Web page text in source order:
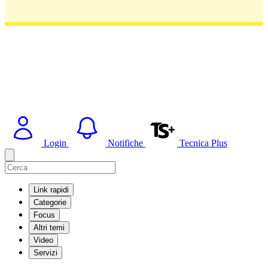
Login Notifiche Tecnica Plus
Link rapidi
Categorie
Focus
Altri temi
Video
Servizi